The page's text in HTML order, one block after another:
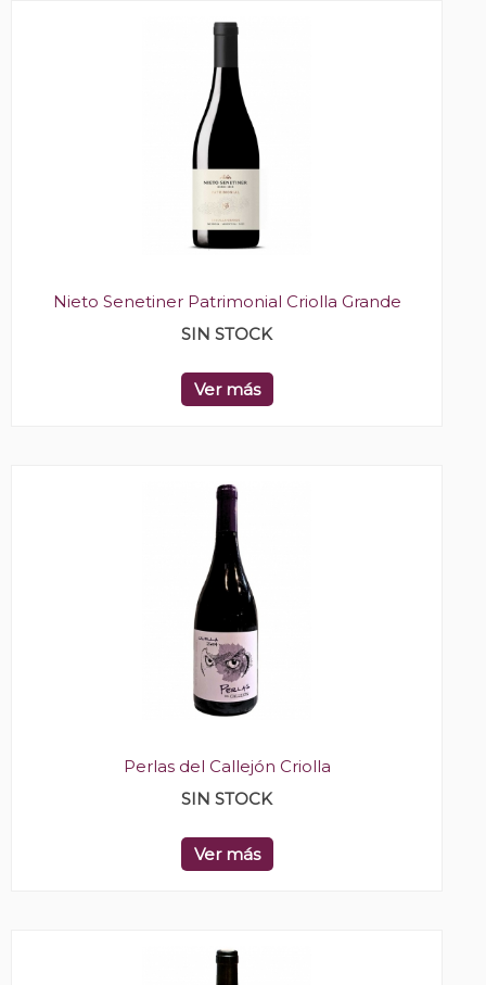
Nieto Senetiner Patrimonial Criolla Grande
SIN STOCK
Ver más
Perlas del Callejón Criolla
SIN STOCK
Ver más